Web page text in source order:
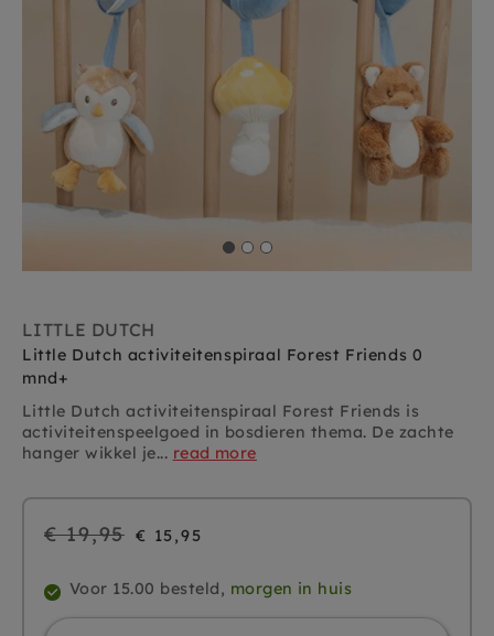
LITTLE DUTCH
Little Dutch activiteitenspiraal Forest Friends 0
mnd+
Little Dutch activiteitenspiraal Forest Friends is
activiteitenspeelgoed in bosdieren thema. De zachte
hanger wikkel je... read more
Regular
€ 19,95 € 15,95
Voor 15.00 besteld, morgen in huis